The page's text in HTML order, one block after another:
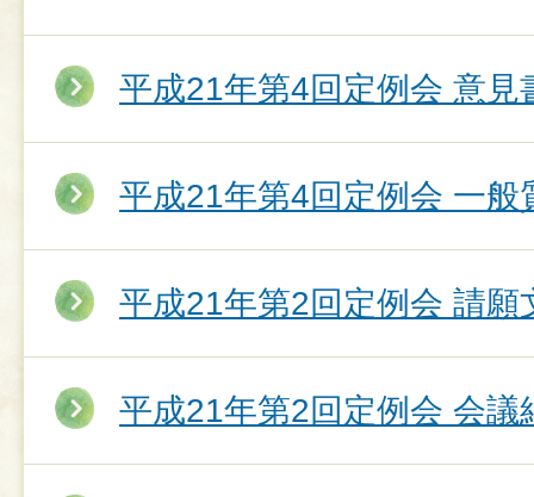
平成21年第4回定例会 意見
平成21年第4回定例会 一般
平成21年第2回定例会 請願
平成21年第2回定例会 会議